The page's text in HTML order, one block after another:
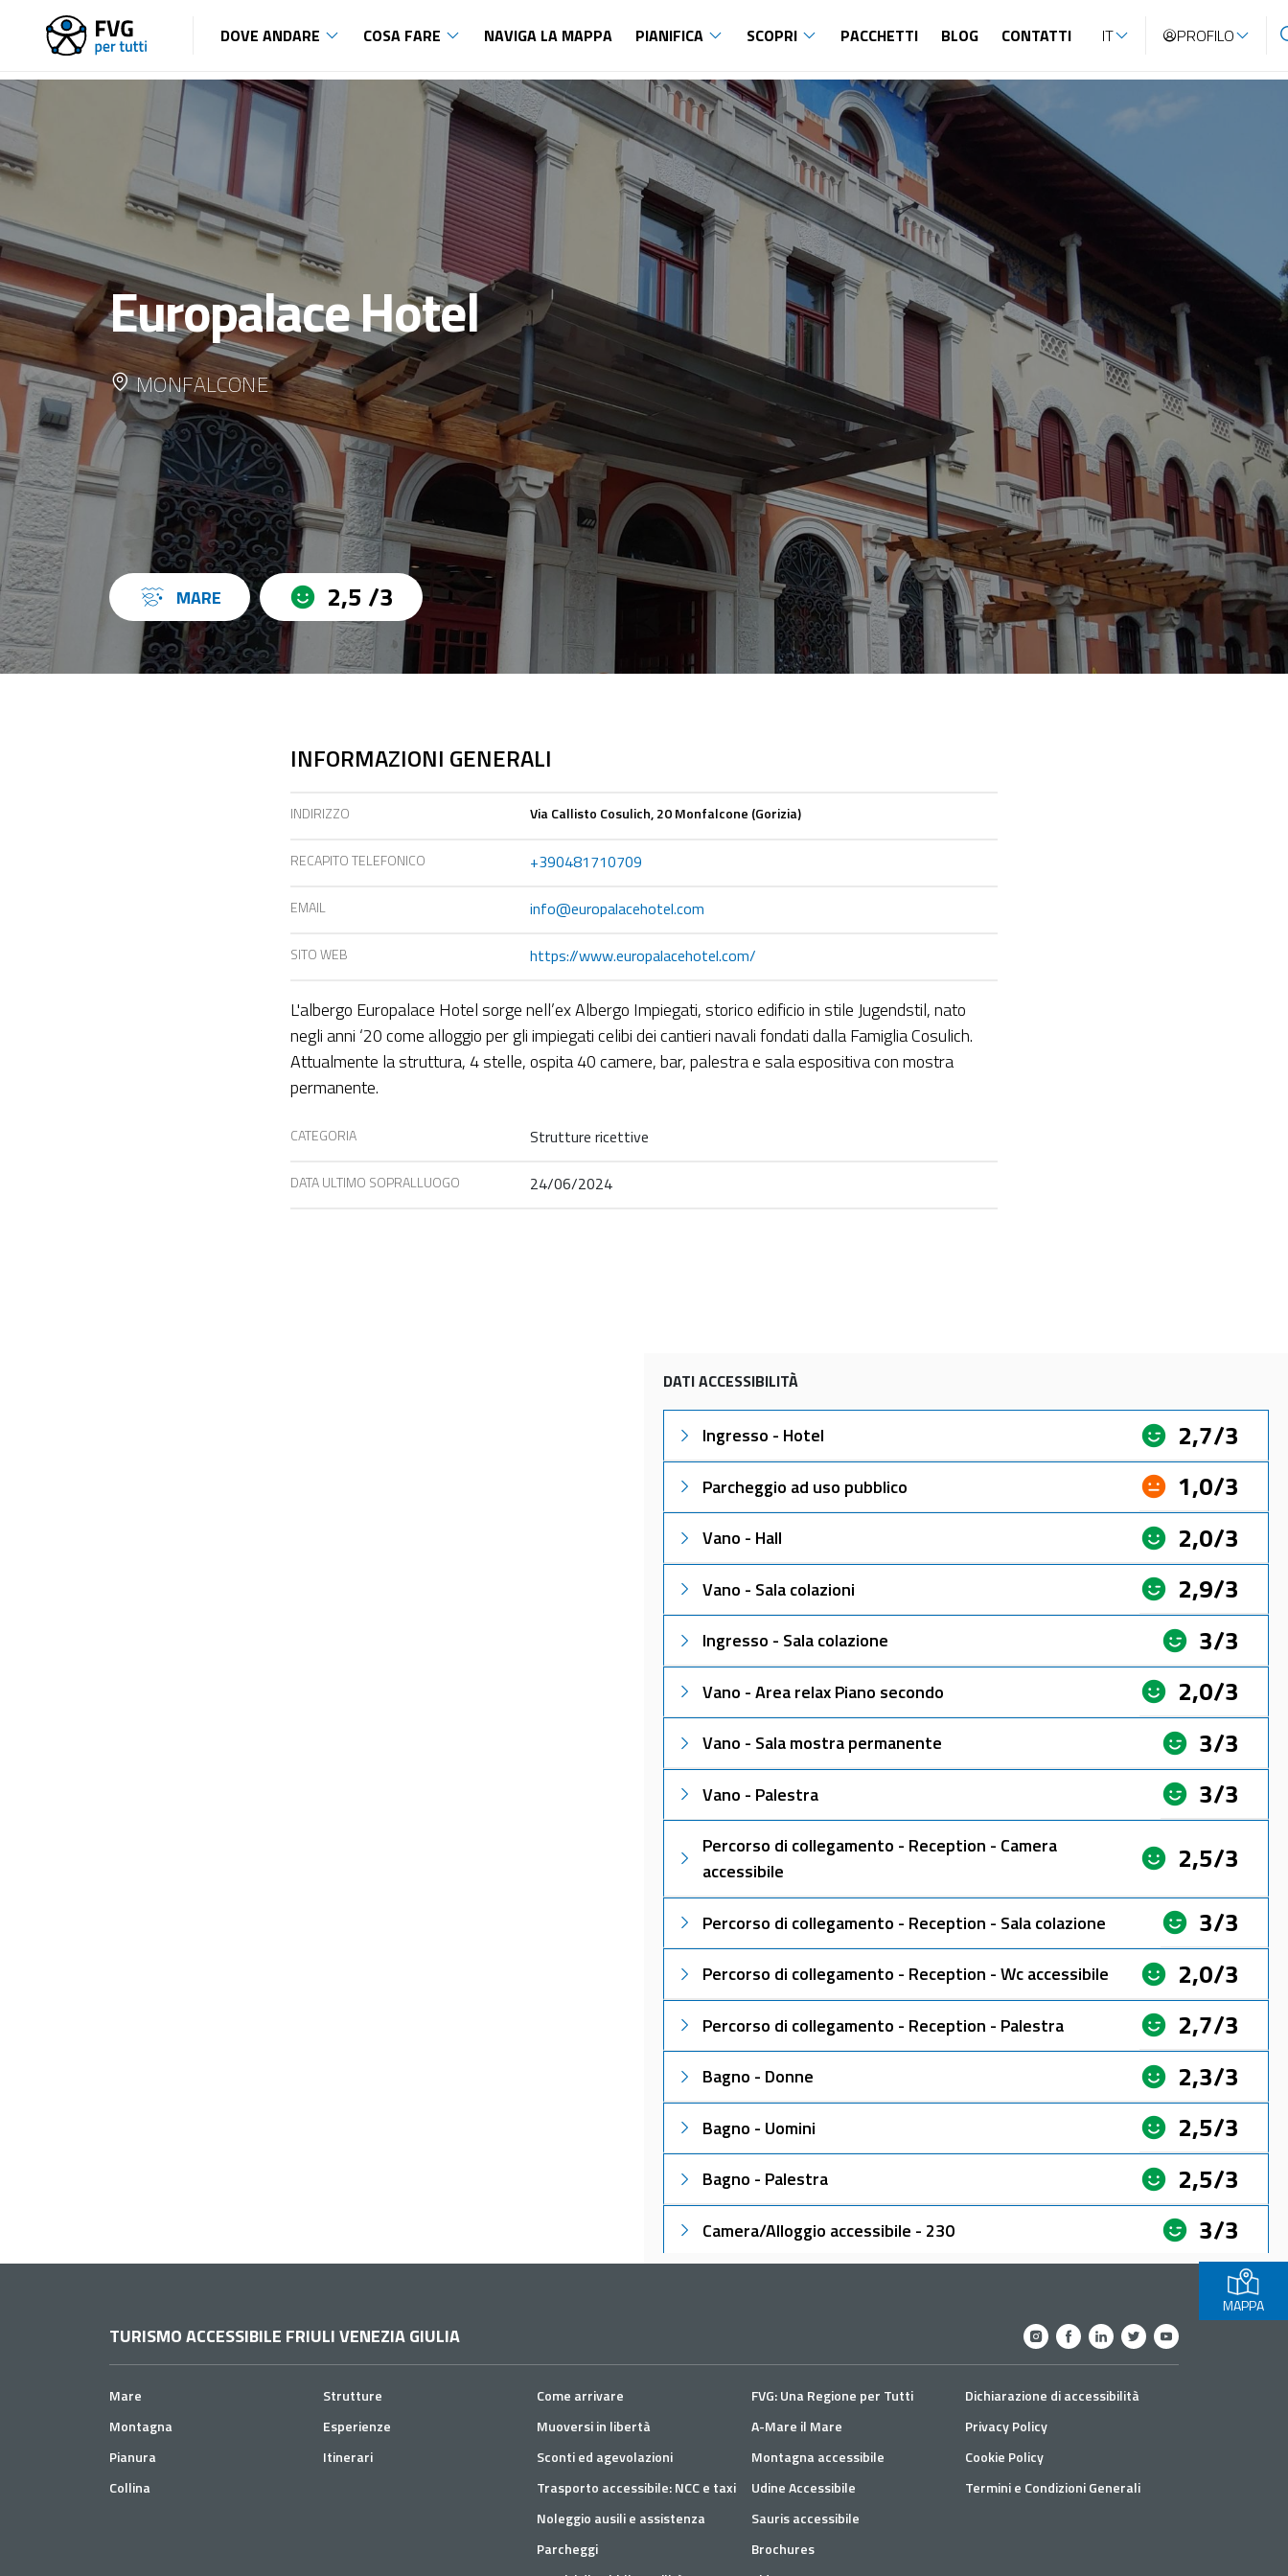
DOVE ANDARE COSA FARE NAVIGA LA MAPPA PIANIFICA SCOPRI PACCHETTI BLOG CONTATTI IT PROFILO
MAPPA
Europalace Hotel
MONFALCONE
MARE 2,5 /3
INFORMAZIONI GENERALI
INDIRIZZO Via Callisto Cosulich, 20 Monfalcone (Gorizia)
RECAPITO TELEFONICO +390481710709
EMAIL info@europalacehotel.com
SITO WEB https://www.europalacehotel.com/
L'albergo Europalace Hotel sorge nell’ex Albergo Impiegati, storico edificio in stile Jugendstil, nato
negli anni ‘20 come alloggio per gli impiegati celibi dei cantieri navali fondati dalla Famiglia Cosulich.
Attualmente la struttura, 4 stelle, ospita 40 camere, bar, palestra e sala espositiva con mostra
permanente.
CATEGORIA Strutture ricettive
DATA ULTIMO SOPRALLUOGO 24/06/2024
DATI ACCESSIBILITÀ
Ingresso - Hotel 2,7/3
Parcheggio ad uso pubblico 1,0/3
Vano - Hall 2,0/3
Vano - Sala colazioni 2,9/3
Ingresso - Sala colazione 3/3
Vano - Area relax Piano secondo 2,0/3
Vano - Sala mostra permanente 3/3
Vano - Palestra 3/3
Percorso di collegamento - Reception - Camera
accessibile
2,5/3
Percorso di collegamento - Reception - Sala colazione 3/3
Percorso di collegamento - Reception - Wc accessibile 2,0/3
Percorso di collegamento - Reception - Palestra 2,7/3
Bagno - Donne 2,3/3
Bagno - Uomini 2,5/3
Bagno - Palestra 2,5/3
Camera/Alloggio accessibile - 230 3/3
2,3/3
TURISMO ACCESSIBILE FRIULI VENEZIA GIULIA
Mare
Montagna
Pianura
Collina
Strutture
Esperienze
Itinerari
Come arrivare
Muoversi in libertà
Sconti ed agevolazioni
Trasporto accessibile: NCC e taxi
Noleggio ausili e assistenza
Parcheggi
FVG: Una Regione per Tutti
A-Mare il Mare
Montagna accessibile
Udine Accessibile
Sauris accessibile
Brochures
Dichiarazione di accessibilità
Privacy Policy
Cookie Policy
Termini e Condizioni Generali